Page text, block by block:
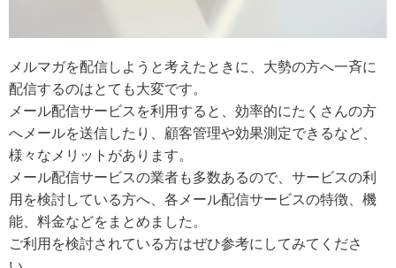
メルマガを配信しようと考えたときに、大勢の方へ一斉に
配信するのはとても大変です。
メール配信サービスを利用すると、効率的にたくさんの方
へメールを送信したり、顧客管理や効果測定できるなど、
様々なメリットがあります。
メール配信サービスの業者も多数あるので、サービスの利
用を検討している方へ、各メール配信サービスの特徴、機
能、料金などをまとめました。
ご利用を検討されている方はぜひ参考にしてみてくださ